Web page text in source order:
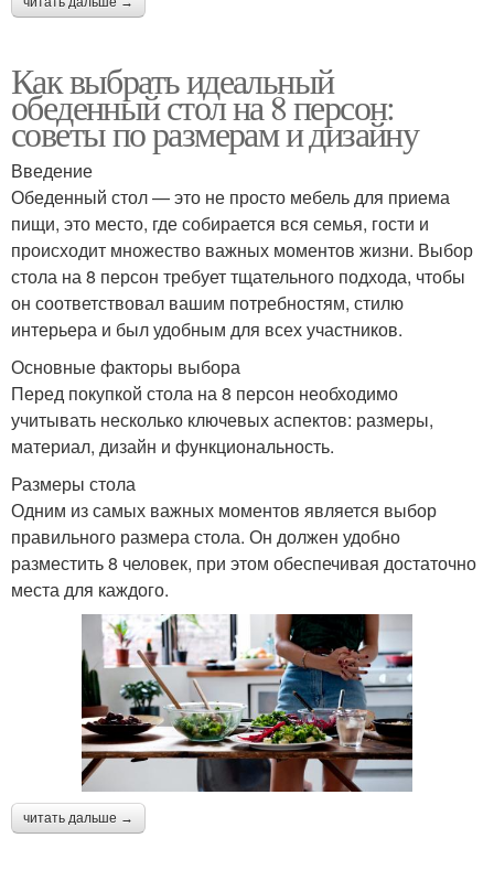
Как выбрать идеальный
обеденный стол на 8 персон:
советы по размерам и дизайну
Введение
Обеденный стол — это не просто мебель для приема
пищи, это место, где собирается вся семья, гости и
происходит множество важных моментов жизни. Выбор
стола на 8 персон требует тщательного подхода, чтобы
он соответствовал вашим потребностям, стилю
интерьера и был удобным для всех участников.
Основные факторы выбора
Перед покупкой стола на 8 персон необходимо
учитывать несколько ключевых аспектов: размеры,
материал, дизайн и функциональность.
Размеры стола
Одним из самых важных моментов является выбор
правильного размера стола. Он должен удобно
разместить 8 человек, при этом обеспечивая достаточно
места для каждого.
читать дальше →